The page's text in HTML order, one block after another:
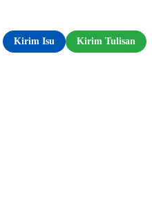
Kirim Isu
Kirim Tulisan